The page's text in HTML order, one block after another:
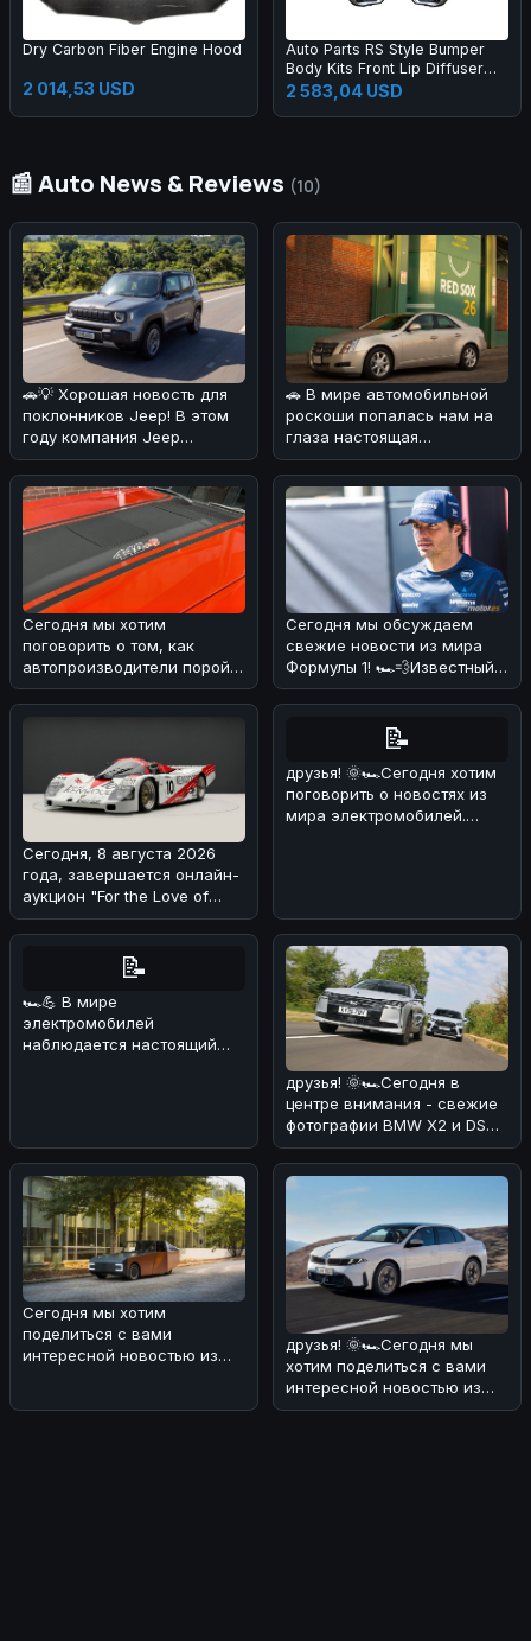
Dry Carbon Fiber Engine Hood
2 014,53 USD
Auto Parts RS Style Bumper
Body Kits Front Lip Diffuser
Side Skirts Headlights
Taillights Bumper Body Kit for
2 583,04 USD
📰 Auto News & Reviews (10)
🚗💡 Хорошая новость для
поклонников Jeep! В этом
году компания Jeep
удивила своих фанатов,
решив сн
🚗 В мире автомобильной
роскоши попалась нам на
глаза настоящая
жемчужина! 💎Cadillac CTS
2008 года
Сегодня мы хотим
поговорить о том, как
автопроизводители порой
хитрят с характеристиками
своих мощны
Сегодня мы обсуждаем
свежие новости из мира
Формулы 1! 🏎️💨Известный
эксперт и бывший пилот
Формулы
Сегодня, 8 августа 2026
года, завершается онлайн-
аукцион "For the Love of
Porsche", на котором предс
📝
друзья! 🌞🏎Сегодня хотим
поговорить о новостях из
мира электромобилей.
📝
🏎💪 В мире
электромобилей
наблюдается настоящий
друзья! 🌞🏎Сегодня в
центре внимания - свежие
фотографии BMW X2 и DS
No4, сделанные на
реальных дор
Сегодня мы хотим
поделиться с вами
интересной новостью из
друзья! 🌞🏎Сегодня мы
хотим поделиться с вами
интересной новостью из
мира BMW. В Европе уже в